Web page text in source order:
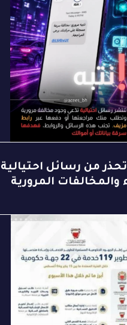
تحذر من رسائل
والمخالفات المرورية